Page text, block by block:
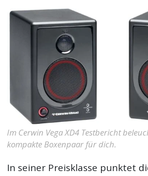
Im Cerwin Vega XD4 Testbericht
kompakte Boxenpaar für dich.
In seiner Preisklasse punktet